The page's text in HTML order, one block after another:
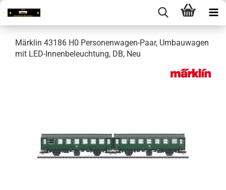
Märklin 43186 H0 Personenwagen-Paar, Umbauwagen
mit LED-Innenbeleuchtung, DB, Neu